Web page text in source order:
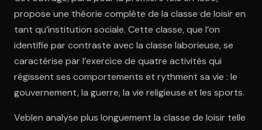
propose une théorie complète de la classe de loisir en
tant qu’institution sociale. Cette classe, que l’on
identifie par contraste avec la classe laborieuse, se
caractérise par l’exercice de quatre activités qui
régissent ses comportements et rythment sa vie : le
gouvernement, la guerre, la vie religieuse et les sports.
Veblen analyse plus longuement la classe de loisir telle